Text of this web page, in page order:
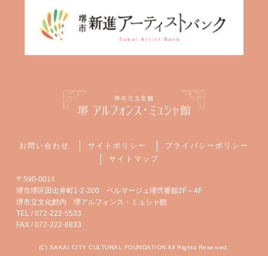
お問い合わせ サイトポリシー
プライバシーポリシー
サイトマップ
〒590-0014
堺市堺区田出井町1-2-200 ベルマージュ堺弐番館2F～4F
堺市立文化館内 堺アルフォンス・ミュシャ館
TEL / 072-222-5533
FAX / 072-222-6833
(C) SAKAI CITY CULTURAL FOUNDATION All Rights Reserved.